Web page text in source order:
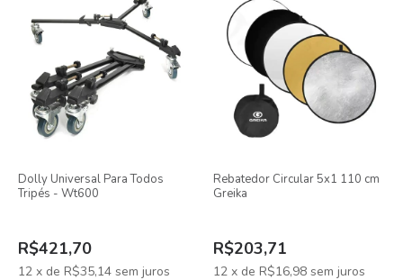
Dolly Universal Para Todos
Tripés - Wt600
R$421,70
12 x de R$35,14 sem juros
Rebatedor Circular 5x1 110 cm
Greika
R$203,71
12 x de R$16,98 sem juros